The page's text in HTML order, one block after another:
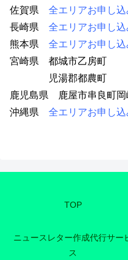
佐賀県
全エリアお申し
長崎県
全エリアお申し
熊本県
全エリアお申し
宮崎県 都城市乙房町
児湯郡都農町
鹿児島県 鹿屋市串良町岡
沖縄県
全エリアお申し
TOP
ニュースレター作成代行サー
ス